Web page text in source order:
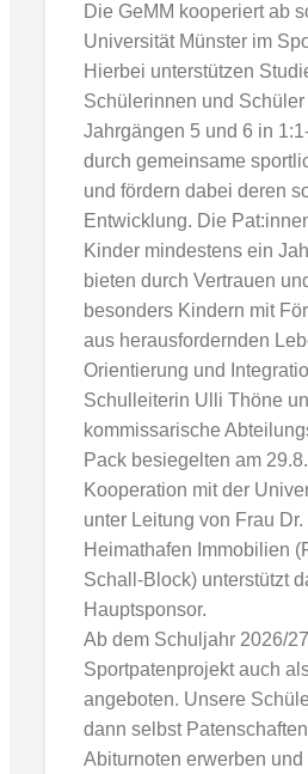
Die GeMM kooperiert ab
Universität Münster im
Hierbei unterstützen
Schülerinnen und Schüler
Jahrgängen 5 und 6 in
durch gemeinsame
und fördern dabei deren
Entwicklung. Die
Kinder mindestens ein
bieten durch Vertrauen
besonders Kindern mit
aus herausfordernden
Orientierung und
Schulleiterin Ulli Thöne
kommissarische
Pack besiegelten am
Kooperation mit der
unter Leitung von Frau
Heimathafen Immobilien
Schall-Block) unterstützt
Hauptsponsor.
Ab dem Schuljahr 2026/
Sportpatenprojekt auch
angeboten. Unsere
dann selbst
Abiturnoten erwerben und